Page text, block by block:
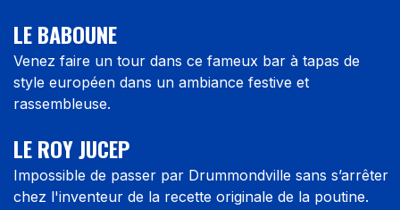
LE BABOUNE
Venez faire un tour dans ce fameux bar à tapas de
style européen dans un ambiance festive et
rassembleuse.
LE ROY JUCEP
Impossible de passer par Drummondville sans s’arrêter
chez l'inventeur de la recette originale de la poutine.